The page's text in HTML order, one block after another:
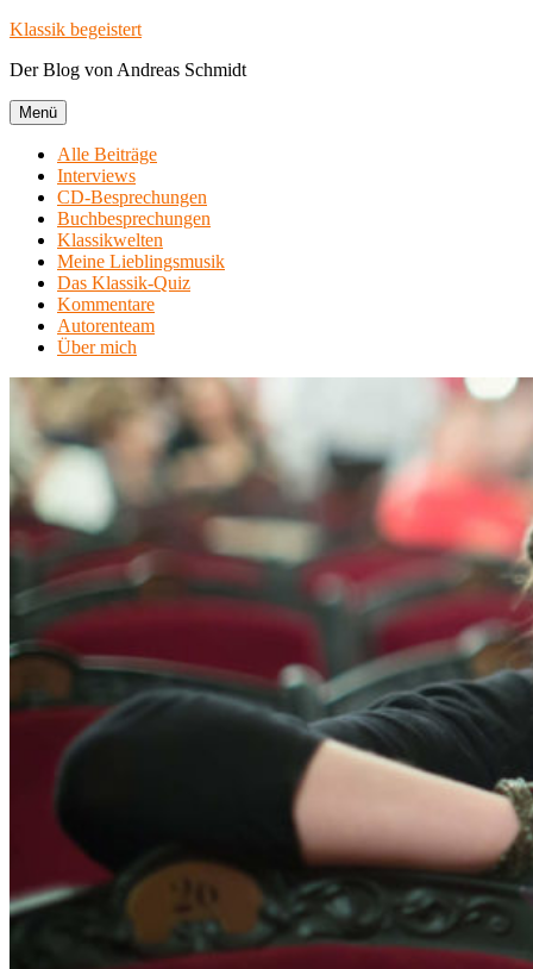
Zum
springen
Klassik begeistert
Der Blog von Andreas Schmidt
Menü
Alle Beiträge
Interviews
CD-Besprechungen
Buchbesprechungen
Klassikwelten
Meine Lieblingsmusik
Das Klassik-Quiz
Kommentare
Autorenteam
Über mich